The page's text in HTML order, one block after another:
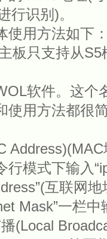
行识别)。
用方法如下
板只支持从
软件。这个名
使用方法都很
模式下输入
互联网
Mask”一栏中
(Local